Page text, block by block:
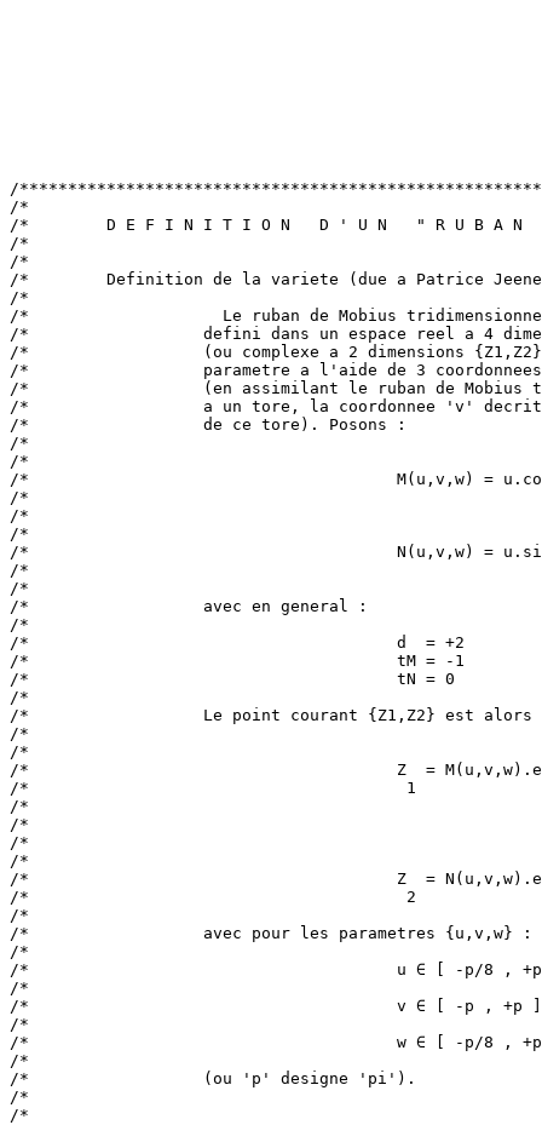
/
/*
/*        D E F I N I T I O N   D ' U N   " R U B A
/*
/*
/*        Definition de la variete (due a Patrice
/*
/*                    Le ruban de Mobius
/*                  defini dans un espace reel
/*                  (ou complexe a 2
/*                  parametre a l'aide de 3
/*                  (en assimilant le ruban de
/*                  a un tore, la coordonnee 'v'
/*                  de ce tore). Posons :
/*
/*
/*                                      M(u,v,w) =
/*
/*
/*
/*                                      N(u,v,w) =
/*
/*
/*                  avec en general :
/*
/*                                      d  = +2
/*                                      tM = -1
/*                                      tN = 0
/*
/*                  Le point courant {Z1,Z2}
/*
/*
/*                                      Z  =
/*                                       1
/*
/*
/*
/*
/*                                      Z  =
/*                                       2
/*
/*                  avec pour les parametres
/*
/*                                      u ∈ [ -p/8
/*
/*                                      v ∈ [ -p ,
/*
/*                                      w ∈ [ -p/8
/*
/*                  (ou 'p' designe 'pi').
/*
/*